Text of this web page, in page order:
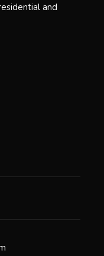
and